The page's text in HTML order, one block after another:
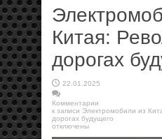
Китая:
дорогах
22.01.2025
Комментарии
к записи Электромобили из
дорогах будущего
отключены